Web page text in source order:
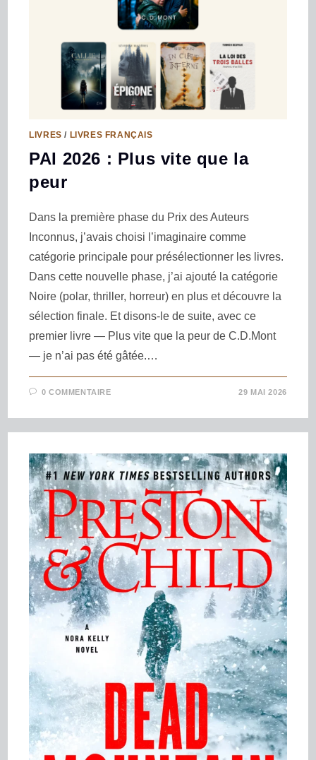
LIVRES / LIVRES FRANÇAIS
PAI 2026 : Plus vite que la
peur
Dans la première phase du Prix des Auteurs
Inconnus, j’avais choisi l’imaginaire comme
catégorie principale pour présélectionner les livres.
Dans cette nouvelle phase, j’ai ajouté la catégorie
Noire (polar, thriller, horreur) en plus et découvre la
sélection finale. Et disons-le de suite, avec ce
premier livre — Plus vite que la peur de C.D.Mont
— je n’ai pas été gâtée.…
0 COMMENTAIRE 29 MAI 2026